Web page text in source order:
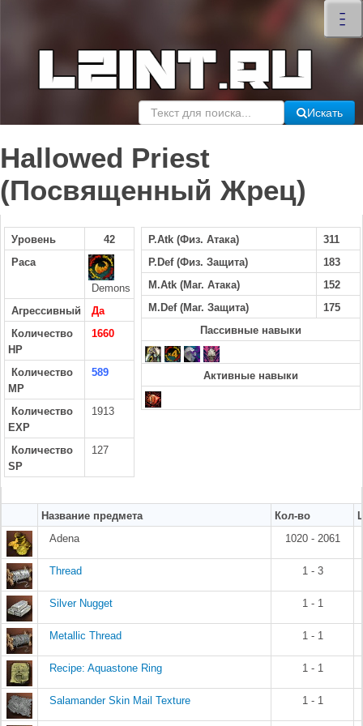
–
–
–
×
Искать
Hallowed Priest
(Посвященный Жрец)
Уровень
42
Раса
Demons
Агрессивный
Да
Количество
HP
1660
Количество
MP
589
Количество
EXP
1913
Количество
SP
127
P.Atk (Физ. Атака)
311
P.Def (Физ. Защита)
183
M.Atk (Маг. Атака)
152
M.Def (Маг. Защита)
175
Пассивные навыки
Активные навыки
Название предмета Кол-во
Adena
1020 - 2061
Thread 1 - 3
Silver Nugget 1 - 1
Metallic Thread 1 - 1
Recipe: Aquastone Ring 1 - 1
Salamander Skin Mail Texture 1 - 1